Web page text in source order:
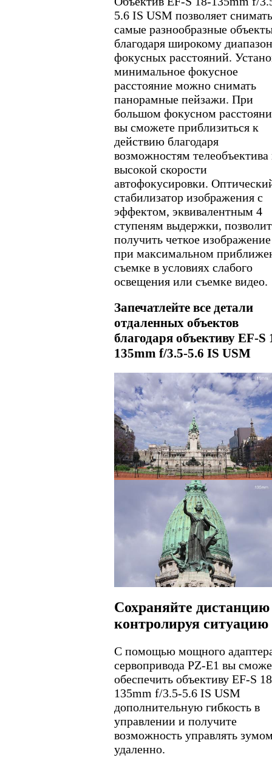
5.6 IS USM позволяет снимать
самые разнообразные
благодаря широкому
фокусных расстояний.
минимальное фокусное
расстояние можно снимать
панорамные пейзажи. При
большом фокусном
вы сможете приблизиться к
действию благодаря
возможностям телеобъектива
высокой скорости
автофокусировки.
стабилизатор изображения с
эффектом, эквивалентным 4
ступеням выдержки, позволит
получить четкое изображение
при максимальном
съемке в условиях слабого
освещения или съемке видео.
Запечатлейте все детали
отдаленных объектов
благодаря объективу EF-S
135mm f/3.5-5.6 IS USM
Сохраняйте дистанцию
контролируя ситуацию
С помощью мощного
сервопривода PZ-E1 вы
обеспечить объективу EF-S
135mm f/3.5-5.6 IS USM
дополнительную гибкость в
управлении и получите
возможность управлять
удаленно.